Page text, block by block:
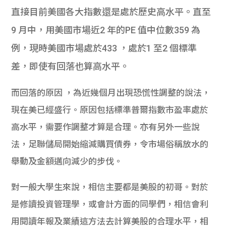
直接目前美國各大指數還是處於歷史高水平。直至
9 月中，用美國市場近2 年的PE 值中位數359 為
例，現時美國市場處於433 ，處於1 至2 個標準
差，即使有回落也算高水平。
而回落的原因 ，為近幾個月出現恐慌性調整的說法，
現在美已經盛行。原因包括標準普爾指數市盈率處於
高水平， 需要作調整才算是合理。亦有另外一些說
法， 足聯儲局開始縮減購買債券， 令市場俗稱放水的
舉動及金額邁向減少的步伐。
對一般大學生來說，相信主要都是美股的初哥。對於
是修讀投資管理學，或會計方面的同學們，相信會利
用閱讀年報及業績這方法去計算美股的合理水平，相